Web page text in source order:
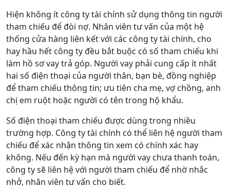
Hiện không ít công ty tài chính sử dụng thông tin người
tham chiếu để đòi nợ. Nhân viên tư vấn của một hệ
thống cửa hàng liên kết với các công ty tài chính, cho
hay hầu hết công ty đều bắt buộc có số tham chiếu khi
làm hồ sơ vay trả góp. Người vay phải cung cấp ít nhất
hai số điện thoại của người thân, bạn bè, đồng nghiệp
để tham chiếu thông tin; ưu tiên cha mẹ, vợ chồng, anh
chị em ruột hoặc người có tên trong hộ khẩu.
Số điện thoại tham chiếu được dùng trong nhiều
trường hợp. Công ty tài chính có thể liên hệ người tham
chiếu để xác nhận thông tin xem có chính xác hay
không. Nếu đến kỳ hạn mà người vay chưa thanh toán,
công ty sẽ liên hệ với người tham chiếu để nhờ nhắc
nhở, nhân viên tư vấn cho biết.